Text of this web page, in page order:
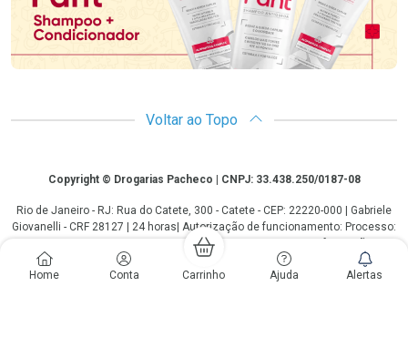
Home Conta Carrinho Ajuda Alertas
Voltar ao Topo
CopyrightCopyright © Drogarias Pacheco | CNPJ: 33.438.250/0187-08
Rio de Janeiro - RJ: Rua do Catete, 300 - Catete - CEP: 22220-000 | Gabriele
Giovanelli - CRF 28127 | 24 horas| Autorização de funcionamento: Processo:
25351.493074/2012-10 Autorização/MS: 7.25279.0 | As informações
contidas neste site, como promoções e ofertas de remédios e
medicamentos, não devem ser usadas para automedicação e não